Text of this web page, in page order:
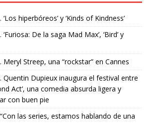
hiperbóreos’ y ‘Kinds of Kindness’
De la saga Mad Max’, ‘Bird’ y
Meryl Streep, una “rockstar” en Cannes
Quentin Dupieux inaugura el festival entre
Act’, una comedia absurda ligera y
con buen pie
las series, estamos hablando de una